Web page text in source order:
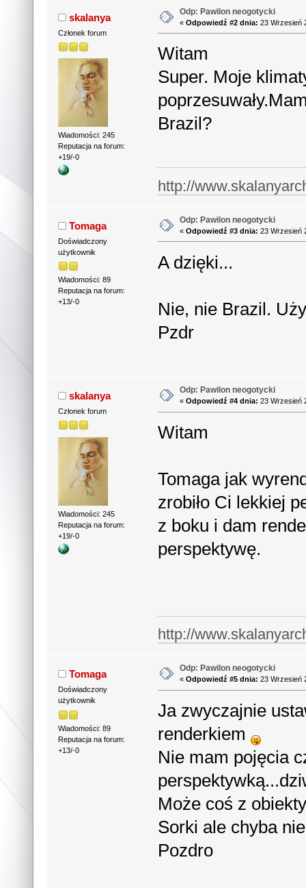
skalanya
Członek forum
Wiadomości: 245
Reputacja na forum:
+19/-0
Odp: Pawilon neogotycki
«Odpowiedź #2 dnia: 23 Wrzesień
Witam
Super. Moje
Brazil?
http://
Tomaga
Doświadczony
użytkownik
Wiadomości: 89
Reputacja na forum:
+13/-0
Odp: Pawilon neogotycki
«Odpowiedź #3 dnia: 23 Wrzesień
A dzięki...
Nie, nie Brazil.
Pzdr
skalanya
Członek forum
Wiadomości: 245
Reputacja na forum:
+19/-0
Odp: Pawilon neogotycki
«Odpowiedź #4 dnia: 23 Wrzesień
Witam
Tomaga jak
zrobiło Ci lekkiej
z boku i dam
perspektywę.
http://
Tomaga
Doświadczony
użytkownik
Wiadomości: 89
Reputacja na forum:
+13/-0
Odp: Pawilon neogotycki
«Odpowiedź #5 dnia: 23 Wrzesień
Ja zwyczajnie
renderkiem
Nie mam pojęcia
Może coś z
Sorki ale chyba
Pozdro